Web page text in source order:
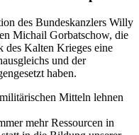
des Bundeskanzlers Willy
Michail Gorbatschow, die
des Kalten Krieges eine
und der
haben.
Mitteln lehnen
mehr Ressourcen in